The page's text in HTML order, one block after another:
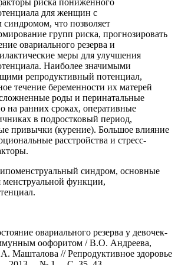
для женщин с
что позволяет
групп риска, прогнозировать
овариального резерва и
меры для улучшения
Наиболее значимыми
репродуктивный потенциал,
течение беременности их матерей
роды и перинатальные
на ранних сроках, оперативные
в подростковый период,
привычки (курение). Большое влияние
расстройства и стресс-
синдром, основные
функции,
овариального резерва у девочек-
оофоритом / В.О. Андреева,
Машталова // Репродуктивное здоровье